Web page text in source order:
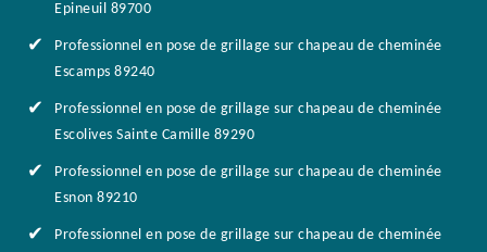
Epineuil 89700
Professionnel en pose de grillage sur chapeau de cheminée
Escamps 89240
Professionnel en pose de grillage sur chapeau de cheminée
Escolives Sainte Camille 89290
Professionnel en pose de grillage sur chapeau de cheminée
Esnon 89210
Professionnel en pose de grillage sur chapeau de cheminée